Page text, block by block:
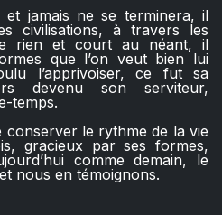
et jamais ne se terminera, il
civilisations, à travers les
rien et court au néant, il
que l’on veut bien lui
l’apprivoiser, ce fut sa
devenu son serviteur,
temps.
conserver le rythme de la vie
gracieux par ses formes,
comme demain, le
nous en témoignons.